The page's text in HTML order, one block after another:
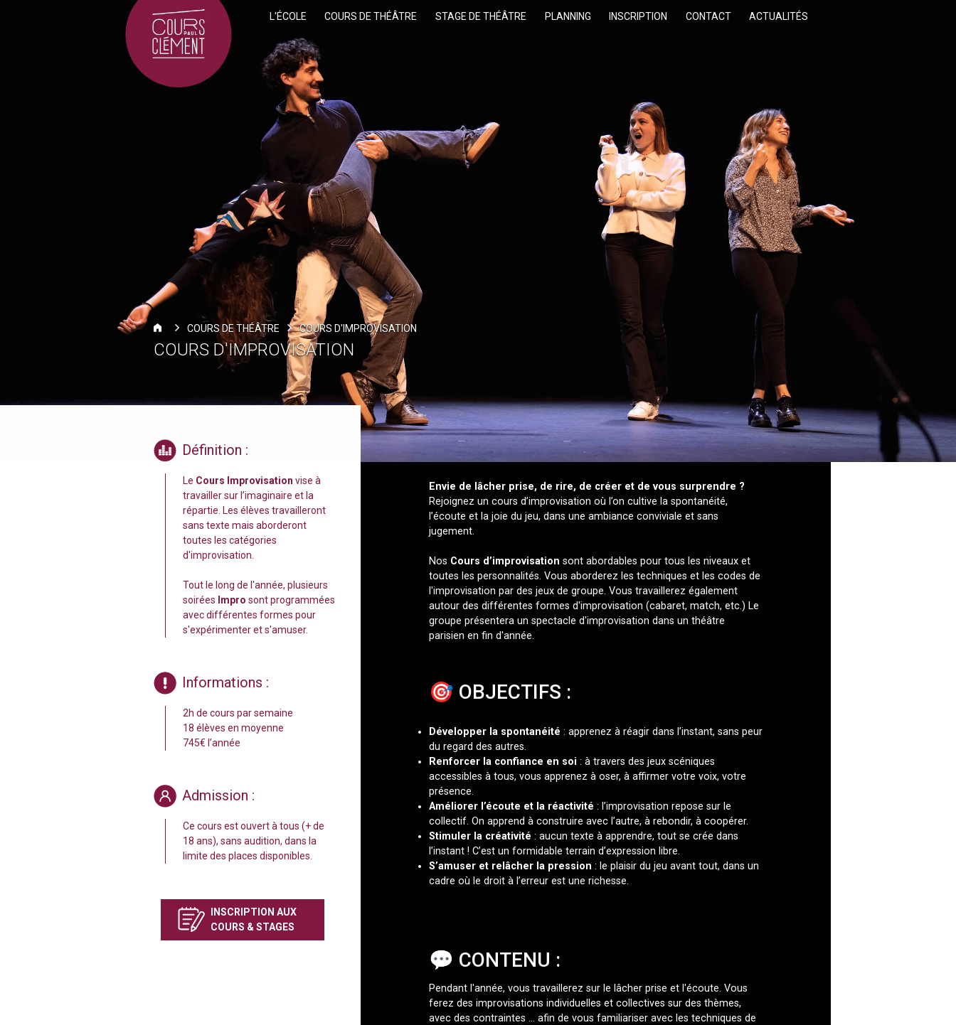
L'ÉCOLE COURS DE THÉÂTRE STAGE DE THÉÂTRE PLANNING INSCRIPTION CONTACT ACTUALITÉS
COURS DE THÉÂTRE COURS D'IMPROVISATION
COURS D'IMPROVISATION
Définition :
Le Cours Improvisation vise à
travailler sur l’imaginaire et la
répartie. Les élèves travailleront
sans texte mais aborderont
toutes les catégories
d'improvisation.
Tout le long de l'année, plusieurs
soirées Impro sont programmées
avec différentes formes pour
s'expérimenter et s'amuser.
Informations :
2h de cours par semaine
18 élèves en moyenne
745€ l’année
Admission :
Ce cours est ouvert à tous (+ de
18 ans), sans audition, dans la
limite des places disponibles.
INSCRIPTION AUX
COURS & STAGES
Envie de lâcher prise, de rire, de créer et de vous surprendre ?
Rejoignez un cours d’improvisation où l’on cultive la spontanéité,
l’écoute et la joie du jeu, dans une ambiance conviviale et sans
jugement.
Nos Cours d’improvisation sont abordables pour tous les niveaux et
toutes les personnalités. Vous aborderez les techniques et les codes de
l'improvisation par des jeux de groupe. Vous travaillerez également
autour des différentes formes d'improvisation (cabaret, match, etc.) Le
groupe présentera un spectacle d'improvisation dans un théâtre
parisien en fin d'année.
🎯 OBJECTIFS :
Développer la spontanéité : apprenez à réagir dans l’instant, sans peur
du regard des autres.
Renforcer la confiance en soi : à travers des jeux scéniques
accessibles à tous, vous apprenez à oser, à affirmer votre voix, votre
présence.
Améliorer l’écoute et la réactivité : l’improvisation repose sur le
collectif. On apprend à construire avec l’autre, à rebondir, à coopérer.
Stimuler la créativité : aucun texte à apprendre, tout se crée dans
l’instant ! C’est un formidable terrain d’expression libre.
S’amuser et relâcher la pression : le plaisir du jeu avant tout, dans un
cadre où le droit à l’erreur est une richesse.
💬 CONTENU :
Pendant l'année, vous travaillerez sur le lâcher prise et l'écoute. Vous
ferez des improvisations individuelles et collectives sur des thèmes,
avec des contraintes ... afin de vous familiariser avec les techniques de